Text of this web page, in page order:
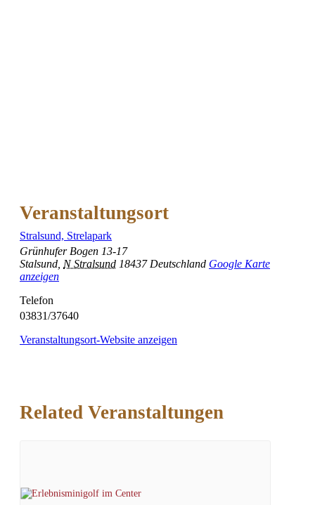
Veranstaltungsort
Stralsund, Strelapark
Grünhufer Bogen 13-17
Stalsund N Stralsund 18437 Deutschland Google Karte
anzeigen
Telefon
03831/37640
Veranstaltungsort-Website anzeigen
Related Veranstaltungen